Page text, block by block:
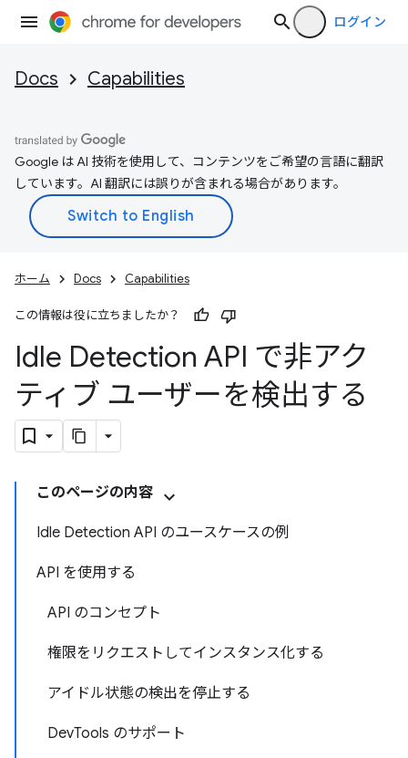
ログイン
Docs Capabilities
Google は AI 技術を使用して、コンテンツをご希望の言語に翻訳
しています。AI 翻訳には誤りが含まれる場合があります。
ホーム Docs Capabilities
この情報は役に立ちましたか？
Idle Detection API で非アク
ティブ ユーザーを検出する
このページの内容
Idle Detection API のユースケースの例
API を使用する
API のコンセプト
権限をリクエストしてインスタンス化する
アイドル状態の検出を停止する
DevTools のサポート